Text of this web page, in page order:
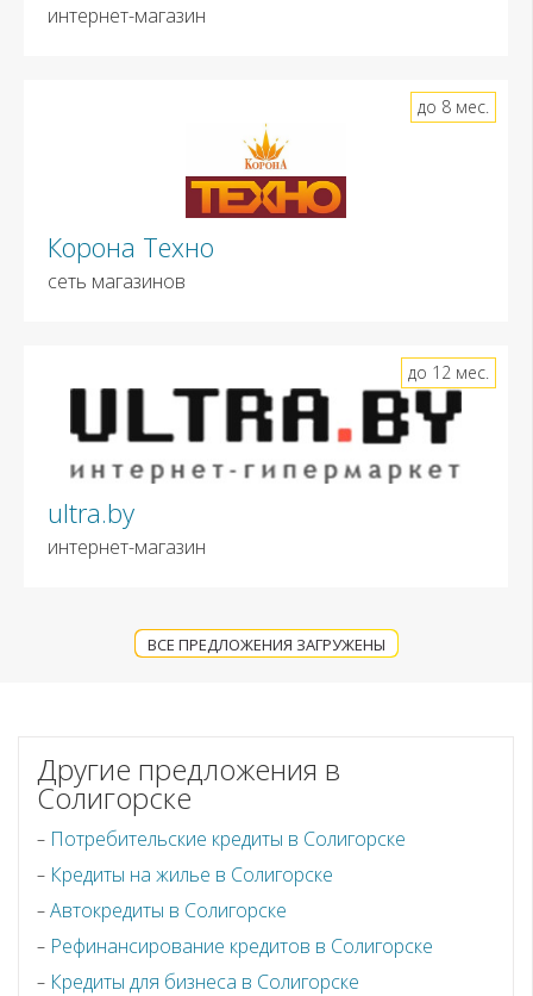
интернет-магазин
Корона Техно
сеть магазинов
до 8 мес.
ultra.by
интернет-магазин
до 12 мес.
ВСЕ ПРЕДЛОЖЕНИЯ ЗАГРУЖЕНЫ
Другие предложения в
Солигорске
Потребительские кредиты в Солигорске
Кредиты на жилье в Солигорске
Автокредиты в Солигорске
Рефинансирование кредитов в Солигорске
Кредиты для бизнеса в Солигорске